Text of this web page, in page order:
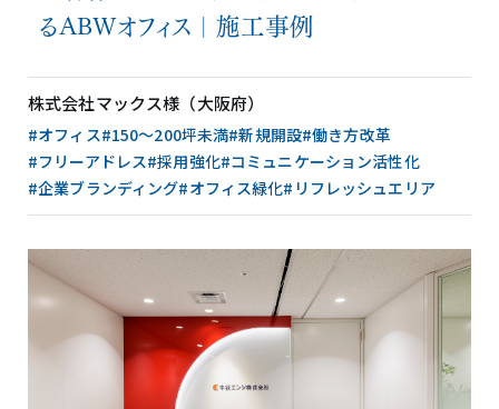
るABWオフィス｜施工事例
株式会社マックス様（大阪府）
#オフィス#150〜200坪未満#新規開設#働き方改革
#フリーアドレス#採用強化#コミュニケーション活性化
#企業ブランディング#オフィス緑化#リフレッシュエリア